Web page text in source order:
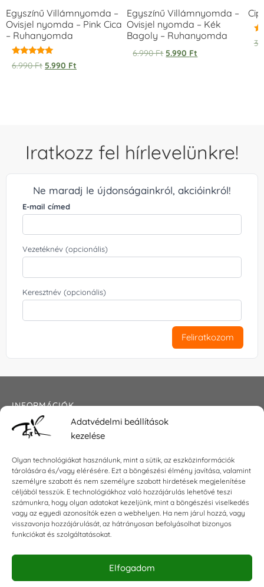
Adatvédelmi beállítások
kezelése
Olyan technológiákat használunk, mint a sütik, az eszközinformációk
tárolására és/vagy elérésére. Ezt a böngészési élmény javítása, valamint
személyre szabott és nem személyre szabott hirdetések megjelenítése
céljából tesszük. E technológiákhoz való hozzájárulás lehetővé teszi
számunkra, hogy olyan adatokat kezeljünk, mint a böngészési viselkedés
vagy az egyedi azonosítók ezen a webhelyen. Ha nem járul hozzá, vagy
visszavonja hozzájárulását, az hátrányosan befolyásolhat bizonyos
funkciókat és szolgáltatásokat.
Elfogadom
Egyszínű Villámnyomda –
Ovisjel nyomda – Pink Cica
– Ruhanyomda
Értékelés:
5.00
6.990Ft 5.990 Ft
Egyszínű Villámnyomda –
Ovisjel nyomda – Kék
Bagoly – Ruhanyomda
6.990Ft 5.990 Ft
Iratkozz fel hírlevelünkre!
Ne maradj le újdonságainkról, akcióinkról!
E-mail címed
Vezetéknév (opcionális)
Keresztnév (opcionális)
Feliratkozom
INFORMÁCIÓK
Általános szerződési feltételek
Impresszum
KAPCSOLAT
E-mail:shop@torokszilvi.com
Telefon: +36 30 6767872
KÖZÖSSÉGI